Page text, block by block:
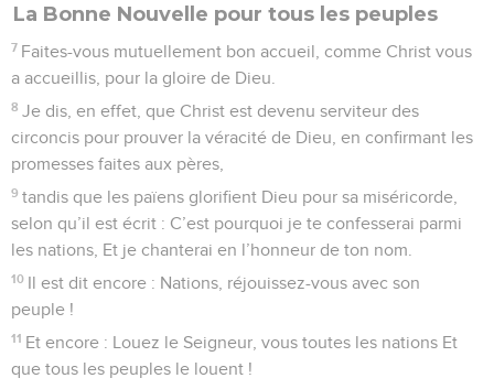
La Bonne Nouvelle pour tous les peuples
7 Faites-vous mutuellement bon accueil, comme Christ vous
a accueillis, pour la gloire de Dieu.
8 Je dis, en effet, que Christ est devenu serviteur des
circoncis pour prouver la véracité de Dieu, en confirmant les
promesses faites aux pères,
9 tandis que les païens glorifient Dieu pour sa miséricorde,
selon qu’il est écrit : C’est pourquoi je te confesserai parmi
les nations, Et je chanterai en l’honneur de ton nom.
10 Il est dit encore : Nations, réjouissez-vous avec son
peuple !
11 Et encore : Louez le Seigneur, vous toutes les nations Et
que tous les peuples le louent !